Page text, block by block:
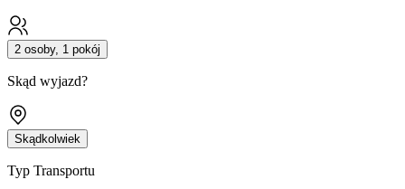
2 osoby, 1 pokój
Skąd wyjazd?
Skądkolwiek
Typ Transportu